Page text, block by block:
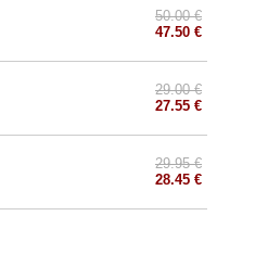
50.00 €
47.50 €
29.00 €
27.55 €
29.95 €
28.45 €